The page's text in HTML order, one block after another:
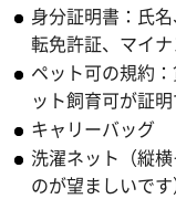
身分証明書：氏
転免許証、マイナ
ペット可の規約
ット飼育可が証
キャリーバッグ
洗濯ネット（縦
のが望ましいです